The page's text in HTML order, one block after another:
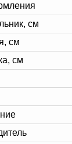
см
см
см